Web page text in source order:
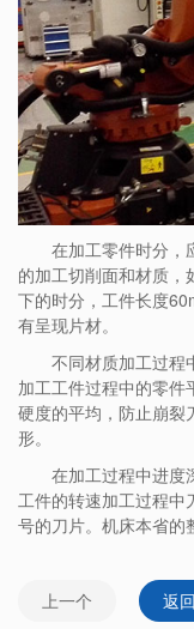
在加工零件时分，
的加工切削面和材质
下的时分，工件长度
有呈现片材。
不同材质加工过程中
加工工件过程中的零
硬度的平均，防止崩裂
形。
在加工过程中进度
工件的转速加工过程中
号的刀片。机床本省的
上一个 返